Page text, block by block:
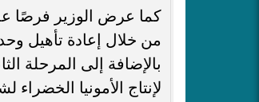
كما عرض الوزير فرصًا
من خلال إعادة تأهيل
بالإضافة إلى المرحلة
لإنتاج الأمونيا